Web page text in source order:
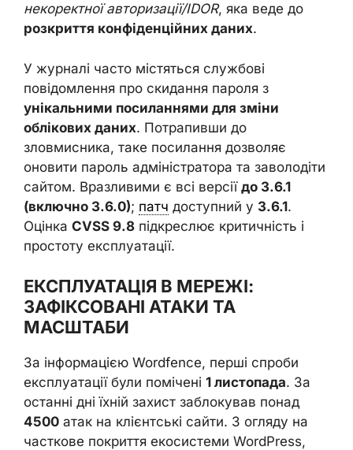
некоректної авторизації/IDOR, яка веде до
розкриття конфіденційних даних.
У журналі часто містяться службові
повідомлення про скидання пароля з
унікальними посиланнями для зміни
облікових даних. Потрапивши до
зловмисника, таке посилання дозволяє
оновити пароль адміністратора та заволодіти
сайтом. Вразливими є всі версії до 3.6.1
(включно 3.6.0); патч доступний у 3.6.1.
Оцінка CVSS 9.8 підкреслює критичність і
простоту експлуатації.
ЕКСПЛУАТАЦІЯ В МЕРЕЖІ:
ЗАФІКСОВАНІ АТАКИ ТА
МАСШТАБИ
За інформацією Wordfence, перші спроби
експлуатації були помічені 1 листопада. За
останні дні їхній захист заблокував понад
4500 атак на клієнтські сайти. З огляду на
часткове покриття екосистеми WordPress,